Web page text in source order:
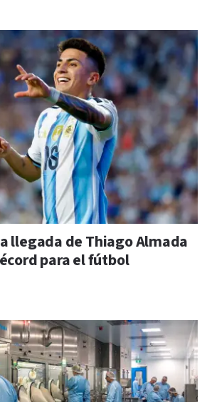
llegada de Thiago Almada
para el fútbol